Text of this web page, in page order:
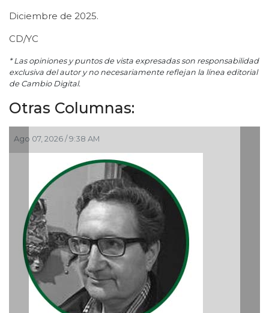
Diciembre de 2025.
CD/YC
* Las opiniones y puntos de vista expresadas son responsabilidad
exclusiva del autor y no necesariamente reflejan la línea editorial
de Cambio Digital.
Otras Columnas:
Ago 05, 2026 / 9:04 PM